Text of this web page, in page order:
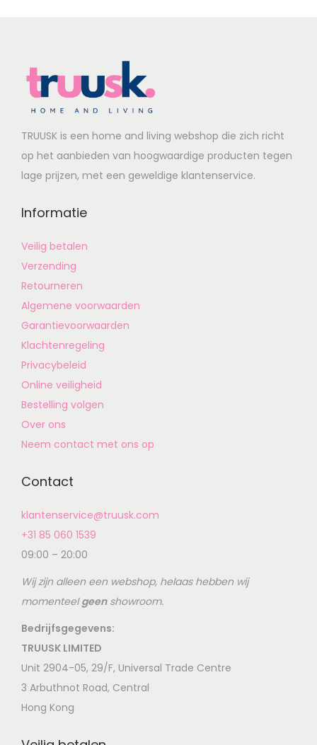
TRUUSK is een home and living webshop die zich richt
op het aanbieden van hoogwaardige producten tegen
lage prijzen, met een geweldige klantenservice.
Informatie
Veilig betalen
Verzending
Retourneren
Algemene voorwaarden
Garantievoorwaarden
Klachtenregeling
Privacybeleid
Online veiligheid
Bestelling volgen
Over ons
Neem contact met ons op
Contact
klantenservice@truusk.com
+31 85 060 1539
09:00 – 20:00
Wij zijn alleen een webshop, helaas hebben wij
momenteelgeenshowroom.
Bedrijfsgegevens:
TRUUSK LIMITED
Unit 2904-05, 29/F, Universal Trade Centre
3 Arbuthnot Road, Central
Hong Kong